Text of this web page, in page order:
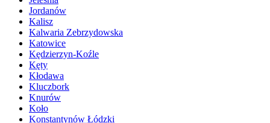
Jordanów
Kalisz
Kalwaria Zebrzydowska
Katowice
Kędzierzyn-Koźle
Kęty
Kłodawa
Kluczbork
Knurów
Koło
Konstantynów Łódzki